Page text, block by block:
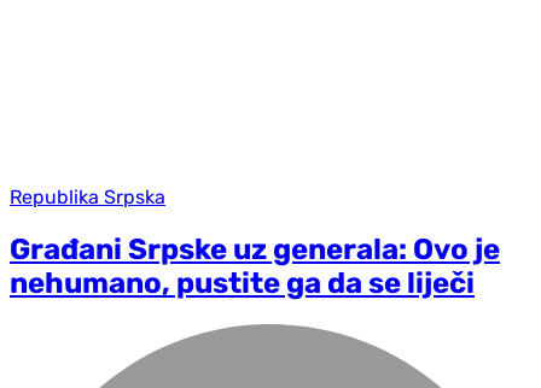
Republika Srpska
Građani Srpske uz generala: Ovo je
nehumano, pustite ga da se liječi